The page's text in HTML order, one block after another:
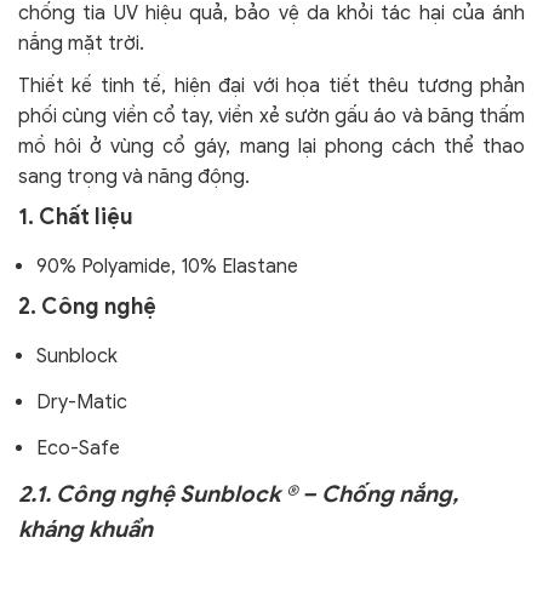
chống tia UV hiệu quả, bảo vệ da khỏi tác hại của ánh
nắng mặt trời.
Thiết kế tinh tế, hiện đại với họa tiết thêu tương phản
phối cùng viền cổ tay, viền xẻ sườn gấu áo và băng thấm
mồ hôi ở vùng cổ gáy, mang lại phong cách thể thao
sang trọng và năng động.
1. Chất liệu
90% Polyamide, 10% Elastane
2. Công nghệ
Sunblock
Dry-Matic
Eco-Safe
2.1. Công nghệ Sunblock ® – Chống nắng,
kháng khuẩn